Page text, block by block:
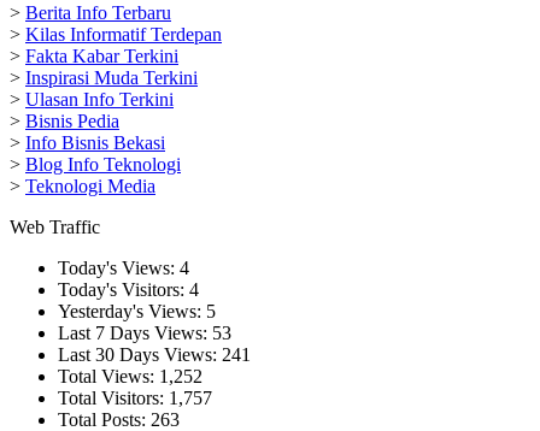
> Berita Info Terbaru
> Kilas Informatif Terdepan
> Fakta Kabar Terkini
> Inspirasi Muda Terkini
> Ulasan Info Terkini
> Bisnis Pedia
> Info Bisnis Bekasi
> Blog Info Teknologi
> Teknologi Media
Web Traffic
Today's Views: 4
Today's Visitors: 4
Yesterday's Views: 5
Last 7 Days Views: 53
Last 30 Days Views: 241
Total Views: 1,252
Total Visitors: 1,757
Total Posts: 263